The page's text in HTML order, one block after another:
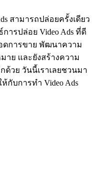
สามารถปล่อยครั้งเดียว
ารปล่อย Video Ads ที่ดี
อดการขาย พัฒนาความ
าย และยังสร้างความ
วย วันนี้เราเลยชวนมา
กับการทำ Video Ads